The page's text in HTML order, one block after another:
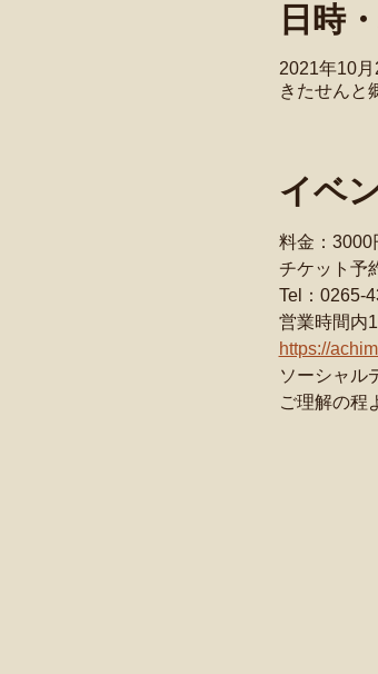
日時
2021年10
きたせんと
イベ
料金：3000
チケット予
Tel：0265-
営業時間内
https://
ソーシャル
ご理解の程